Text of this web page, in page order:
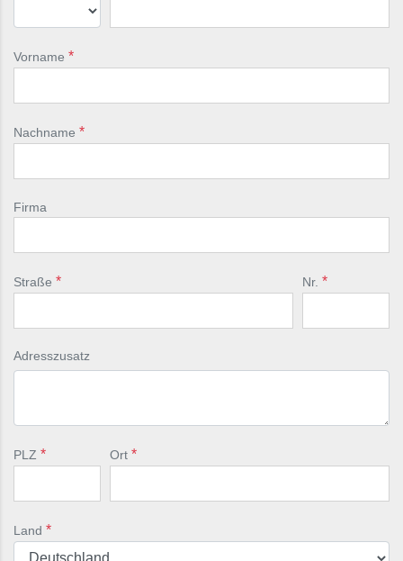
Vorname
Nachname
Firma
Straße Nr.
Adresszusatz
PLZ Ort
Land